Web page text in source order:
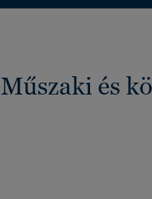
Műszaki és